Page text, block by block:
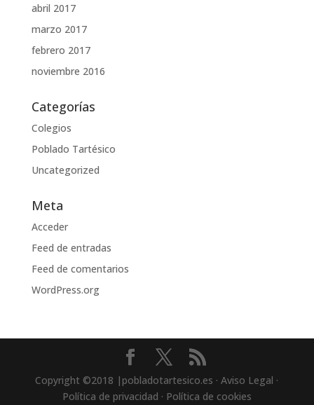
abril 2017
marzo 2017
febrero 2017
noviembre 2016
Categorías
Colegios
Poblado Tartésico
Uncategorized
Meta
Acceder
Feed de entradas
Feed de comentarios
WordPress.org
Copyright ©2018 |pobladotartesico.es · Aviso Legal ·
Política de privacidad · Política de cookies